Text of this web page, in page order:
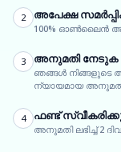
2 അപേക്ഷ
100% ഓൺലൈൻ
3 അനുമതി നേടുക
ഞങ്ങൾ നിങ്ങളുടെ
ന്യായമായ
4 ഫണ്ട്
അനുമതി ലഭിച്ച് 2